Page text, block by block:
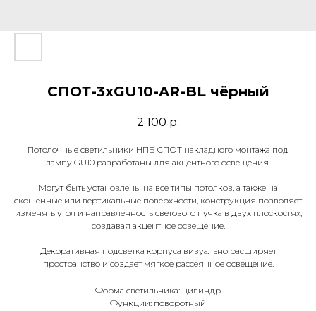
СПОТ-3xGU10-AR-BL чёрный
2 100 р.
Потолочные светильники НПБ СПОТ накладного монтажа под
лампу GU10 разработаны для акцентного освещения.
Могут быть установлены на все типы потолков, а также на
скошенные или вертикальные поверхности, конструкция позволяет
изменять угол и направленность светового пучка в двух плоскостях,
создавая акцентное освещение.
Декоративная подсветка корпуса визуально расширяет
пространство и создает мягкое рассеянное освещение.
Форма светильника: цилиндр
Функции: поворотный